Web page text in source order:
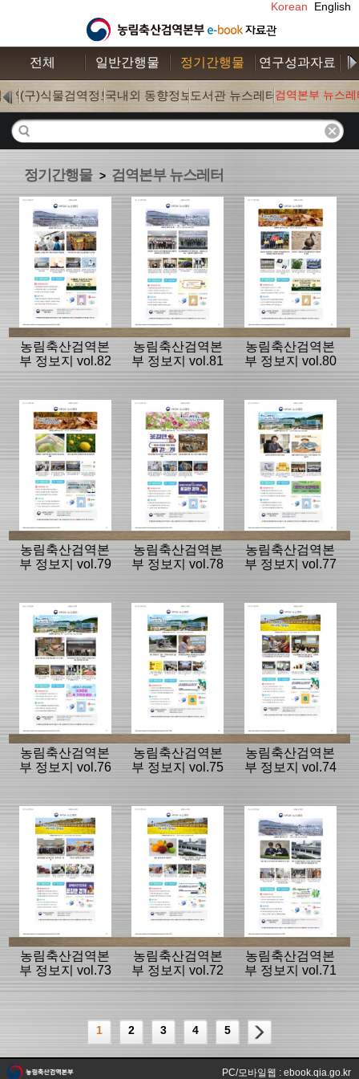
Korean English
전체 일반간행물 정기간행물 연구성과자료
검역(0)
(구)식물검역정보(0)
국내외 동향정보(177)
도서관 뉴스레터(18)
검역본부 뉴스레
정기간행물 > 검역본부 뉴스레터
농림축산검역본
부 정보지 vol.82
농림축산검역본
부 정보지 vol.81
농림축산검역본
부 정보지 vol.80
농림축산검역본
부 정보지 vol.79
농림축산검역본
부 정보지 vol.78
농림축산검역본
부 정보지 vol.77
농림축산검역본
부 정보지 vol.76
농림축산검역본
부 정보지 vol.75
농림축산검역본
부 정보지 vol.74
농림축산검역본
부 정보지 vol.73
농림축산검역본
부 정보지 vol.72
농림축산검역본
부 정보지 vol.71
1 2 3 4 5
PC/모바일웹 : ebook.qia.go.kr